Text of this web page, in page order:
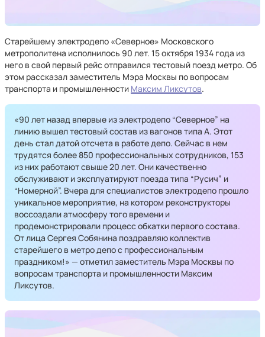
Старейшему электродепо «Северное» Московского
метрополитена исполнилось 90 лет. 15 октября 1934 года из
него в свой первый рейс отправился тестовый поезд метро. Об
этом рассказал заместитель Мэра Москвы по вопросам
транспорта и промышленности Максим Ликсутов.
«90 лет назад впервые из электродепо “Северное” на
линию вышел тестовый состав из вагонов типа А. Этот
день стал датой отсчета в работе депо. Сейчас в нем
трудятся более 850 профессиональных сотрудников, 153
из них работают свыше 20 лет. Они качественно
обслуживают и эксплуатируют поезда типа “Русич” и
“Номерной”. Вчера для специалистов электродепо прошло
уникальное мероприятие, на котором реконструкторы
воссоздали атмосферу того времени и
продемонстрировали процесс обкатки первого состава.
От лица Сергея Собянина поздравляю коллектив
старейшего в метро депо с профессиональным
праздником!» — отметил заместитель Мэра Москвы по
вопросам транспорта и промышленности Максим
Ликсутов.